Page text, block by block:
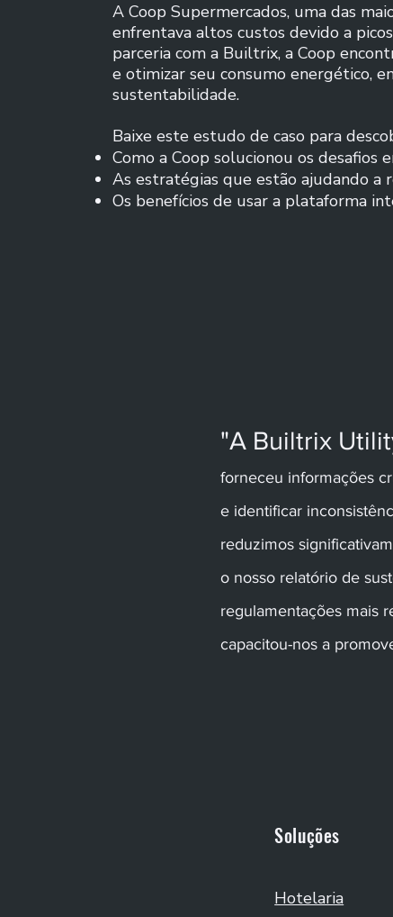
A Coop Supermercados, uma das
enfrentava altos custos devido a
parceria com a Builtrix, a Coop
e otimizar seu consumo energético,
sustentabilidade.
Baixe este estudo de caso para
Como a Coop solucionou os desafios
As estratégias que estão ajudando a
Os benefícios de usar a plataforma
"A Builtrix
forneceu informações
e identificar
reduzimos
o nosso relatório de
regulamentações mais
capacitou-nos a
Soluções
Hotelaria